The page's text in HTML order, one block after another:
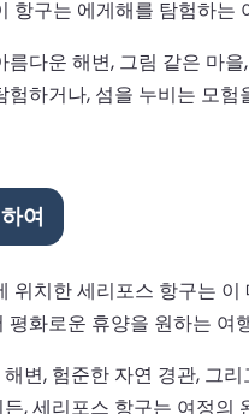
항구는 에게해를 탐험하는
름다운 해변, 그림 같은 마
험하거나, 섬을 누비는 모
여
위치한 세리포스 항구는
평화로운 휴양을 원하는 여
변, 험준한 자연 경관, 그
, 세리포스 항구는 여정의